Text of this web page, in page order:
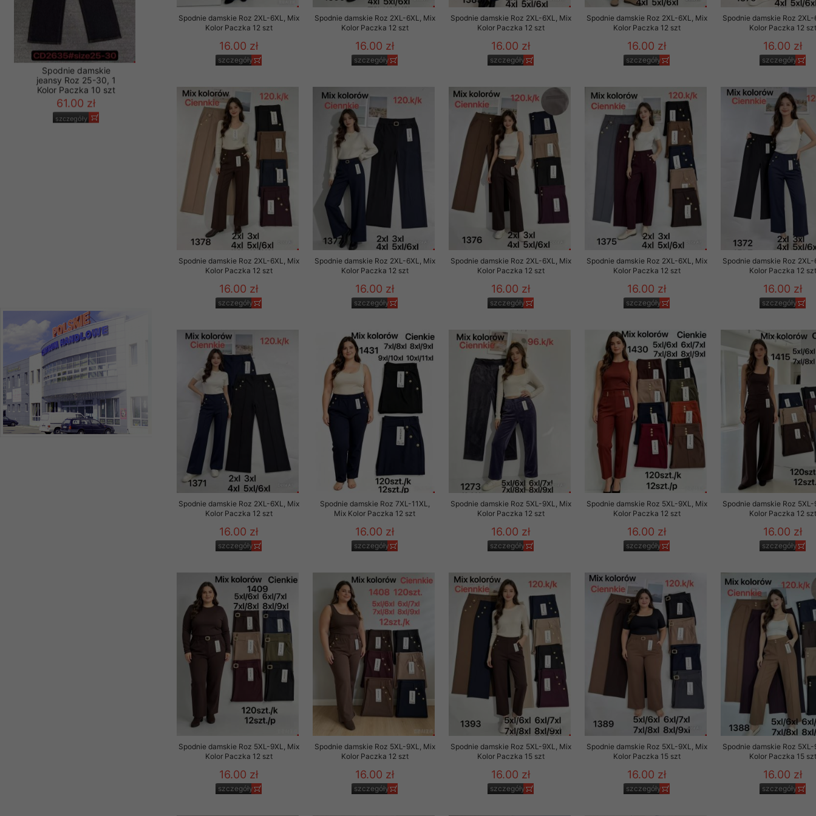
Spodnie damskie
jeansy Roz 25-30, 1
Spodnie damskie Roz 2XL-6XL, Mix
Kolor Paczka 12 szt
16.00 zł
szczegóły
Spodnie damskie Roz 2XL-6XL, Mix
Kolor Paczka 12 szt
16.00 zł
szczegóły
Spodnie damskie Roz 2XL-6XL, Mix
Kolor Paczka 12 szt
16.00 zł
szczegóły
Spodnie damskie Roz 2XL-6XL, Mix
Kolor Paczka 12 szt
16.00 zł
szczegóły
Spodnie damskie Roz 2XL-
Kolor Paczka 12 szt
16.00 zł
szczegóły
Spodnie damskie Roz 2XL-6XL, Mix
Kolor Paczka 12 szt
16.00 zł
szczegóły
Spodnie damskie Roz 2XL-6XL, Mix
Kolor Paczka 12 szt
16.00 zł
szczegóły
Spodnie damskie Roz 2XL-6XL, Mix
Kolor Paczka 12 szt
16.00 zł
szczegóły
Spodnie damskie Roz 2XL-6XL, Mix
Kolor Paczka 12 szt
16.00 zł
szczegóły
Spodnie damskie Roz 2XL-
Kolor Paczka 12 szt
16.00 zł
szczegóły
Spodnie damskie Roz 2XL-6XL, Mix
Kolor Paczka 12 szt
16.00 zł
szczegóły
Spodnie damskie Roz 7XL-11XL,
Mix Kolor Paczka 12 szt
16.00 zł
szczegóły
Spodnie damskie Roz 5XL-9XL, Mix
Kolor Paczka 12 szt
16.00 zł
szczegóły
Spodnie damskie Roz 5XL-9XL, Mix
Kolor Paczka 12 szt
16.00 zł
szczegóły
Spodnie damskie Roz 5XL-
Kolor Paczka 12 szt
16.00 zł
szczegóły
Spodnie damskie Roz 5XL-9XL, Mix
Kolor Paczka 12 szt
16.00 zł
szczegóły
Spodnie damskie Roz 5XL-9XL, Mix
Kolor Paczka 12 szt
16.00 zł
szczegóły
Spodnie damskie Roz 5XL-9XL, Mix
Kolor Paczka 15 szt
16.00 zł
szczegóły
Spodnie damskie Roz 5XL-9XL, Mix
Kolor Paczka 15 szt
16.00 zł
szczegóły
Spodnie damskie Roz 5XL-
Kolor Paczka 15 szt
16.00 zł
szczegóły